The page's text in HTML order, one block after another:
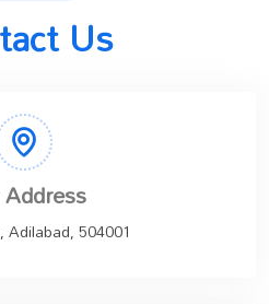
Us
Adilabad, 504001